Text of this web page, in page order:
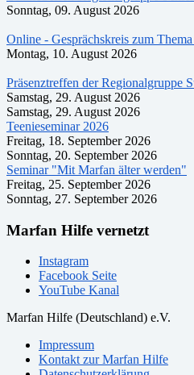
Sonntag, 09. August 2026
Online - Gesprächskreis zum
Montag, 10. August 2026
Präsenztreffen der Regionalgruppe
Samstag, 29. August 2026
Samstag, 29. August 2026
Teenieseminar 2026
Freitag, 18. September 2026
Sonntag, 20. September 2026
Seminar "Mit Marfan älter werden"
Freitag, 25. September 2026
Sonntag, 27. September 2026
Marfan Hilfe vernetzt
Instagram
Facebook Seite
YouTube Kanal
Marfan Hilfe (Deutschland) e.V.
Impressum
Kontakt zur Marfan Hilfe